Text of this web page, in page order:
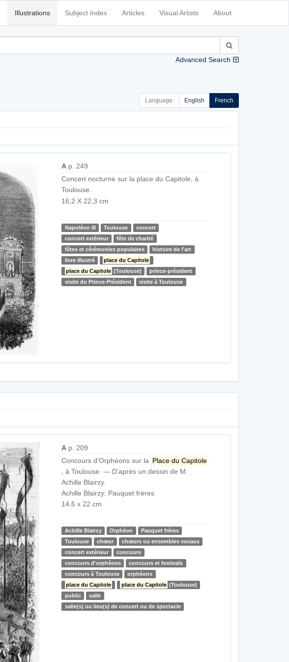
Illustrations Subject Index Articles Visual Artists About
Advanced Search
Language: English French
A p. 249
Concert nocturne sur la place du Capitole, à
Toulouse.
16,2 X 22,3 cm
Napoléon III Toulouse
concert
concert extérieur
fête de charité
fêtes et cérémonies populaires
histoire de l'art
livre illustré
place du Capitole
place du Capitole (Toulouse)
prince-président
visite du Prince-Président
visite à Toulouse
A p. 209
Concours d’Orphéons sur la Place du Capitole
, à Toulouse. — D’après un dessin de M.
Achille Blairzy.
Achille Blairzy; Pauquet frères
14,6 x 22 cm
Achille Blairzy Orphéon
Pauquet frères
Toulouse
chœur
chœurs ou ensembles vocaux
concert extérieur
concours
concours d'orphéons
concours et festivals
concours à Toulouse
orphéons
place du Capitole
place du Capitole (Toulouse)
public
salle
salle(s) ou lieu(s) de concert ou de spectacle